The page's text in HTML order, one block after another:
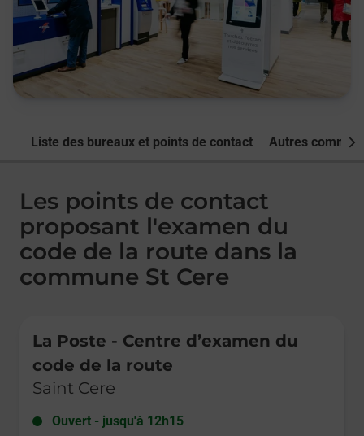
Liste des bureaux et points de contact Autres
Les points de contact
proposant l'examen du
code de la route dans la
commune St Cere
La Poste - Centre d’examen du
code de la route
Saint Cere
Ouvert - jusqu'à 12h15